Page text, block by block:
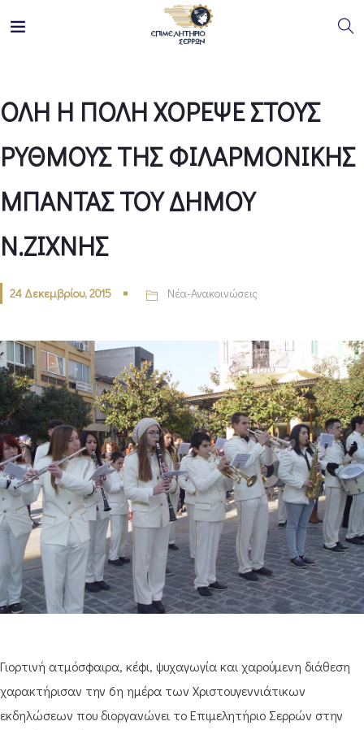
ΟΛΗ Η ΠΟΛΗ ΧΟΡΕΨΕ ΣΤΟΥΣ
ΡΥΘΜΟΥΣ ΤΗΣ ΦΙΛΑΡΜΟΝΙΚΗΣ
ΜΠΑΝΤΑΣ ΤΟΥ ΔΗΜΟΥ
Ν.ΖΙΧΝΗΣ
24 Δεκεμβρίου, 2015 Νέα-Ανακοινώσεις
Γιορτινή ατμόσφαιρα, κέφι, ψυχαγωγία και χαρούμενη διάθεση
χαρακτήρισαν την 6η ημέρα των Χριστουγεννιάτικων
εκδηλώσεων που διοργανώνει το Επιμελητήριο Σερρών στην